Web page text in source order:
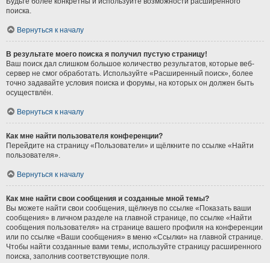
поиска.
Вернуться к началу
В результате моего поиска я получил пустую страницу!
Ваш поиск дал слишком большое количество результатов, которые веб-
сервер не смог обработать. Используйте «Расширенный поиск», более
точно задавайте условия поиска и форумы, на которых он должен быть
осуществлён.
Вернуться к началу
Как мне найти пользователя конференции?
Перейдите на страницу «Пользователи» и щёлкните по ссылке «Найти
пользователя».
Вернуться к началу
Как мне найти свои сообщения и созданные мной темы?
Вы можете найти свои сообщения, щёлкнув по ссылке «Показать ваши
сообщения» в личном разделе на главной странице, по ссылке «Найти
сообщения пользователя» на странице вашего профиля на конференции
или по ссылке «Ваши сообщения» в меню «Ссылки» на главной странице.
Чтобы найти созданные вами темы, используйте страницу расширенного
поиска, заполнив соответствующие поля.